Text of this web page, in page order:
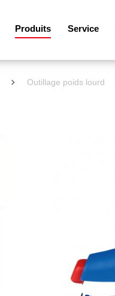
Produits Service
Outillage poids lourd